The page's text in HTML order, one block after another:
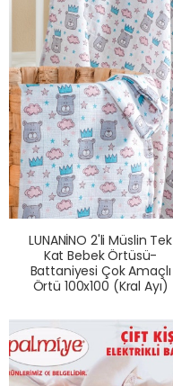
LUNANİNO 2'li Müslin Tek
Kat Bebek Örtüsü-
Battaniyesi Çok Amaçlı
Örtü 100x100 (Kral Ayı)